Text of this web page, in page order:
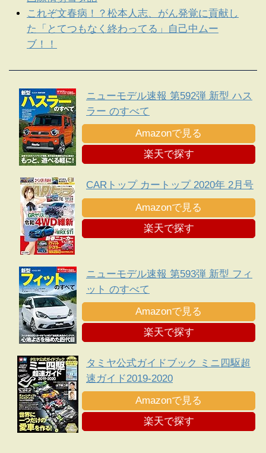
これぞ文春病！？松本人志、がん発覚に貢献し
た「とてつもなく終わってる」自己中ムー
ブ！！
ニューモデル速報 第592弾 新型 ハス
ラー のすべて
Amazonで見る
楽天で探す
CARトップ カートップ 2020年 2月号
Amazonで見る
楽天で探す
ニューモデル速報 第593弾 新型 フィ
ット のすべて
Amazonで見る
楽天で探す
タミヤ公式ガイドブック ミニ四駆超
速ガイド2019-2020
Amazonで見る
楽天で探す